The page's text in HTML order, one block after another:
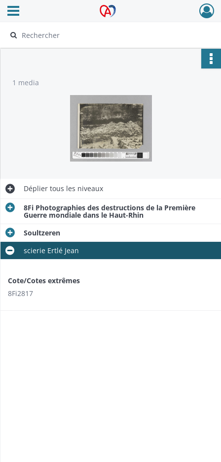
Archives Alsace - Colmar
Ouvrir le menu déroulant
1 media
Déplier tous les niveaux
8Fi Photographies des destructions de la Première
Guerre mondiale dans le Haut-Rhin
Soultzeren
scierie Ertlé Jean
Cote/Cotes extrêmes
8Fi2817